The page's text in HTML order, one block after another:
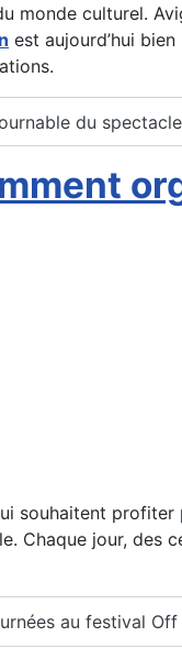
monde culturel.
est aujourd’hui
du
souhaitent profiter
Chaque jour,
au festival